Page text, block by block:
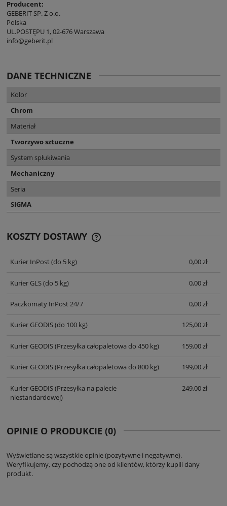
Producent:
GEBERIT SP. Z o.o.
Polska
UL.POSTĘPU 1, 02-676 Warszawa
info@geberit.pl
DANE TECHNICZNE
Kolor
Chrom
Materiał
Tworzywo sztuczne
System spłukiwania
Mechaniczny
Seria
SIGMA
KOSZTY DOSTAWY
Kurier InPost(do 5 kg) 0,00 zł
Kurier GLS(do 5 kg) 0,00 zł
Paczkomaty InPost 24/7 0,00 zł
Kurier GEODIS(do 100 kg) 125,00 zł
Kurier GEODIS(Przesyłka całopaletowa do 450 kg) 159,00 zł
Kurier GEODIS(Przesyłka całopaletowa do 800 kg) 199,00 zł
Kurier GEODIS(Przesyłka na palecie
niestandardowej)
249,00 zł
OPINIE O PRODUKCIE (0)
Wyświetlane są wszystkie opinie (pozytywne i negatywne).
Weryfikujemy, czy pochodzą one od klientów, którzy kupili dany
produkt.